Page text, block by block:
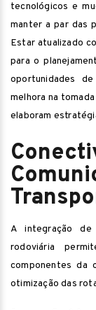
tecnológicos e
manter a par das
Estar atualizado
para o
oportunidades
melhora na
elaboram
A integração de
rodoviária
componentes da
otimização das